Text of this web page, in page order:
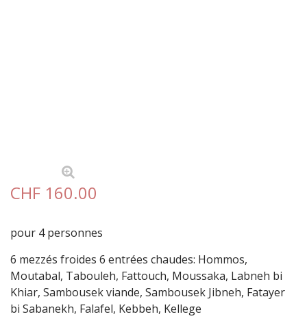
CHF 160.00
pour 4 personnes
6 mezzés froides 6 entrées chaudes: Hommos,
Moutabal, Tabouleh, Fattouch, Moussaka, Labneh bi
Khiar, Sambousek viande, Sambousek Jibneh, Fatayer
bi Sabanekh, Falafel, Kebbeh, Kellege